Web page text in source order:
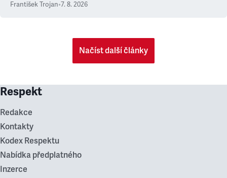
František Trojan•7. 8. 2026
Načíst další články
Respekt
Redakce
Kontakty
Kodex Respektu
Nabídka předplatného
Inzerce